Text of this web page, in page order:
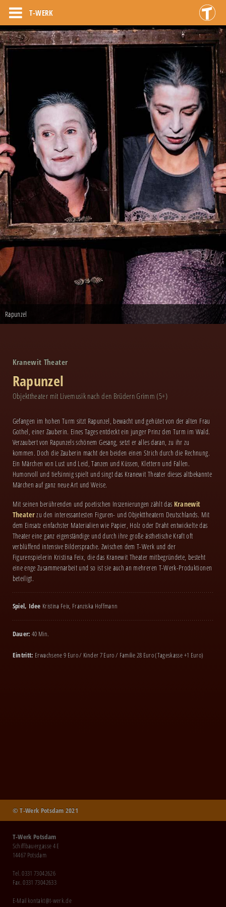
T-WERK
Rapunzel
Kranewit Theater
Rapunzel
Objekttheater mit Livemusik nach den Brüdern Grimm (5+)
Gefangen im hohen Turm sitzt Rapunzel, bewacht und gehütet von der alten Frau
Gothel, einer Zauberin. Eines Tages entdeckt ein junger Prinz den Turm im Wald.
Verzaubert von Rapunzels schönem Gesang, setzt er alles daran, zu ihr zu
kommen. Doch die Zauberin macht den beiden einen Strich durch die Rechnung.
Ein Märchen von Lust und Leid, Tanzen und Küssen, Klettern und Fallen.
Humorvoll und tiefsinnig spielt und singt das Kranewit Theater dieses altbekannte
Märchen auf ganz neue Art und Weise.
Mit seinen berührenden und poetischen Inszenierungen zählt das Kranewit
Theaterzu den interessantesten Figuren- und Objekttheatern Deutschlands. Mit
dem Einsatz einfachster Materialien wie Papier, Holz oder Draht entwickelte das
Theater eine ganz eigenständige und durch ihre große ästhetische Kraft oft
verblüffend intensive Bildersprache. Zwischen dem T-Werk und der
Figurenspielerin Kristina Feix, die das Kranewit Theater mitbegründete, besteht
eine enge Zusammenarbeit und so ist sie auch an mehreren T-Werk-Pro­duk­tionen
beteiligt.
Spiel, Idee Kristina Feix, Franziska Hoffmann
Dauer: 40 Min.
Eintritt: Erwachsene 9 Euro / Kinder 7 Euro / Familie 28 Euro (Tageskasse +1 Euro)
© T-Werk Potsdam 2021
T-Werk Potsdam
Schiffbauergasse 4 E
14467 Potsdam
Tel. 0331 73042626
Fax. 0331 73042633
E-Mail kontakt@t-werk.de